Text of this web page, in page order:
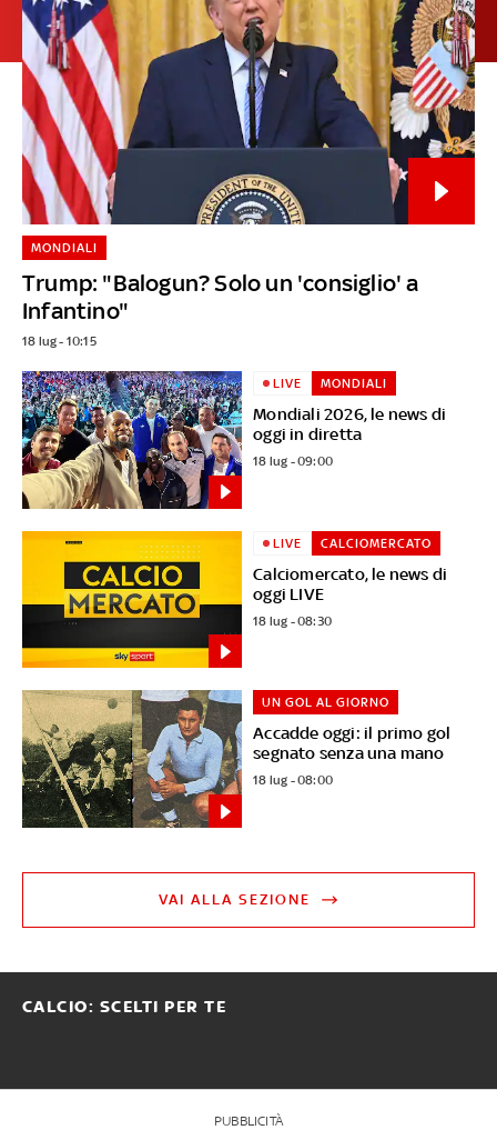
Trump: "Balogun? Solo un 'consiglio' a
Infantino"
MONDIALI
18 lug - 10:15
Mondiali 2026, le news di
oggi in diretta
LIVE MONDIALI
18 lug - 09:00
Calciomercato, le news di
oggi LIVE
LIVE CALCIOMERCATO
18 lug - 08:30
Accadde oggi: il primo gol
segnato senza una mano
UN GOL AL GIORNO
18 lug - 08:00
VAI ALLA SEZIONE
CALCIO: SCELTI PER TE
PUBBLICITÀ